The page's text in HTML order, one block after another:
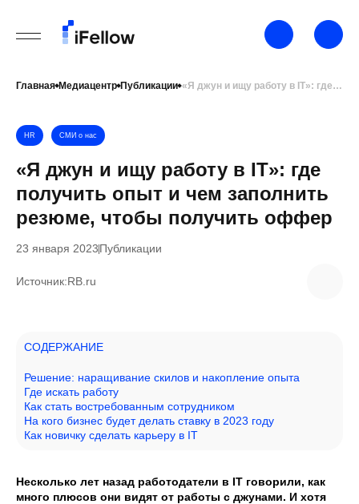
Главная Медиацентр Публикации «Я джун и ищу работу в IT»: где получить опыт и чем заполнить резюме, чтобы получить оффер
«Я джун и ищу работу в IT»: где
получить опыт и чем заполнить
резюме, чтобы получить оффер
HR СМИ о нас
23 января 2023Публикации
Источник:RB.ru
СОДЕРЖАНИЕ
Решение: наращивание скилов и накопление опыта
Где искать работу
Как стать востребованным сотрудником
На кого бизнес будет делать ставку в 2023 году
Как новичку сделать карьеру в IT
Несколько лет назад работодатели в IT говорили, как
много плюсов они видят от работы с джунами. И хотя